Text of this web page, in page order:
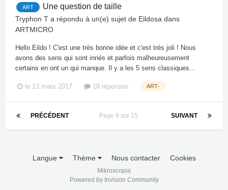
ART Une question de taille
Tryphon T a répondu à un(e) sujet de Eildosa dans
ARTMICRO
Hello Eildo ! C'est une très bonne idée et c'est très joli ! Nous
avons des sens qui sont innés et parfois malheureusement
certains en ont un qui manque. Il y a les 5 sens classiques...
le 13 mars 2017 18 réponses ART-
PRÉCÉDENT SUIVANT
Page 9 sur 15
Langue Thème Nous contacter Cookies
Mikroscopia
Powered by Invision Community